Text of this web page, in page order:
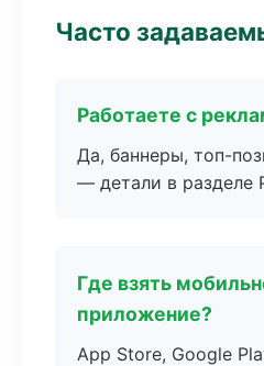
Часто
Работаете с
Да, баннеры, топ-
— детали в разделе
Где взять
приложение?
App Store, Google